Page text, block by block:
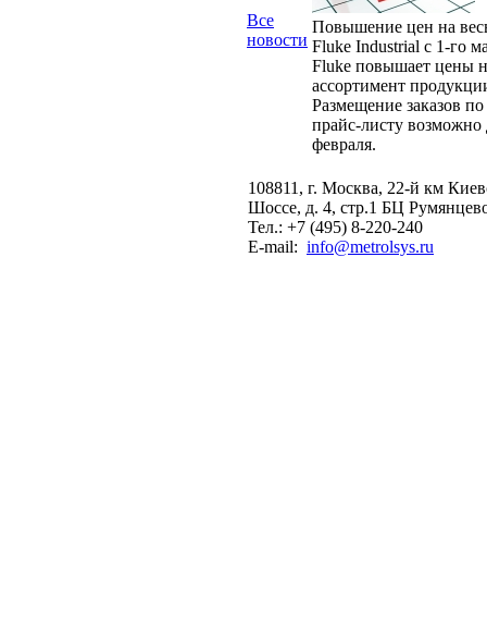
Все
новости
Повышение цен на
Fluke Industrial с 1-го
Fluke повышает цены
ассортимент
Размещение заказов
прайс-листу возможно
февраля.
108811, г. Москва, 22-й км
Шоссе, д. 4, стр.1 БЦ
Тел.: +7 (495) 8-220-240
E-mail: info@metrolsys.ru